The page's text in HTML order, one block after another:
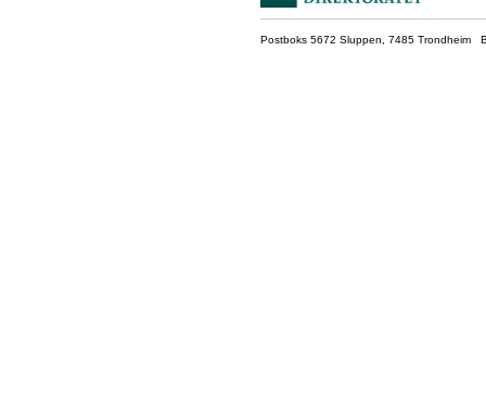
Postboks 5672 Sluppen, 7485 Trondheim